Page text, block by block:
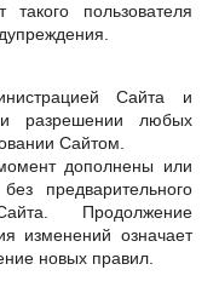
пользователя
Сайта и
разрешении любых
Сайтом.
дополнены или
предварительного
Продолжение
изменений означает
новых правил.